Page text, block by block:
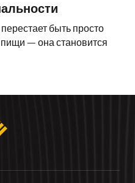
быть просто
— она становится